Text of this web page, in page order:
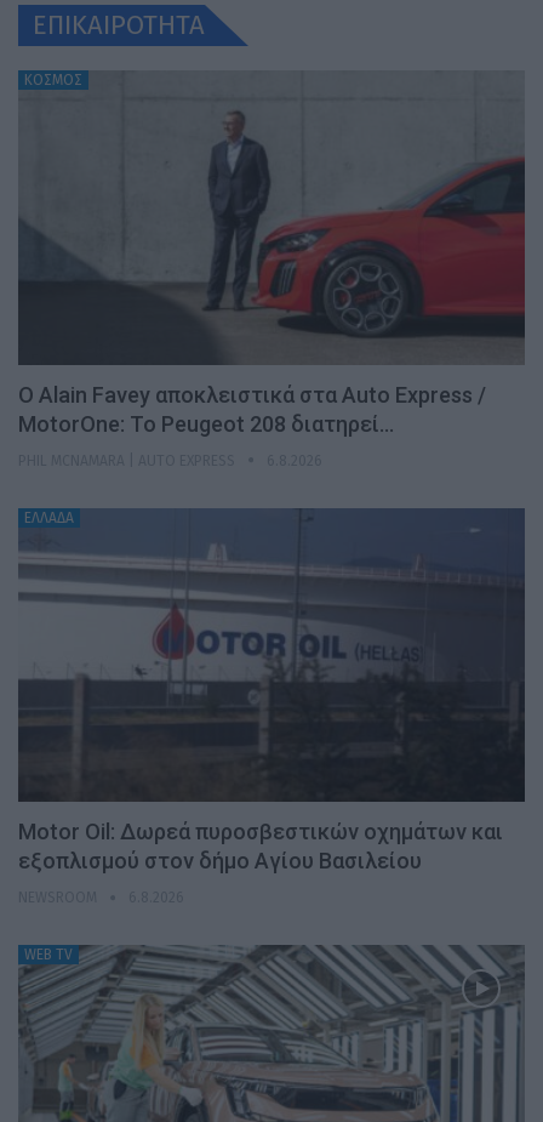
ΕΠΙΚΑΙΡΟΤΗΤΑ
ΚΟΣΜΟΣ
Ο Alain Favey αποκλειστικά στα Auto Express /
MotorOne: Το Peugeot 208 διατηρεί…
ΕΛΛΑΔΑ
Motor Oil: Δωρεά πυροσβεστικών οχημάτων και
εξοπλισμού στον δήμο Αγίου Βασιλείου
WEB TV